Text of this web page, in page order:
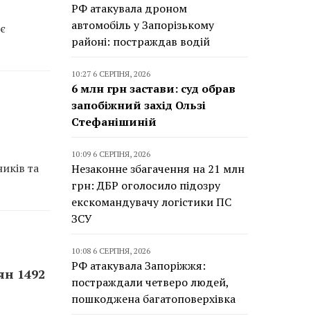
та
1492
РФ атакувала дроном
автомобіль у Запорізькому
районі: постраждав водій
10:27 6 СЕРПНЯ, 2026
6 млн грн застави: суд обрав
запобіжний захід Ользі
Стефанішиній
10:09 6 СЕРПНЯ, 2026
Незаконне збагачення на 21 млн
грн: ДБР оголосило підозру
екскомандувачу логістики ПС
ЗСУ
10:08 6 СЕРПНЯ, 2026
РФ атакувала Запоріжжя:
постраждали четверо людей,
пошкоджена багатоповерхівка